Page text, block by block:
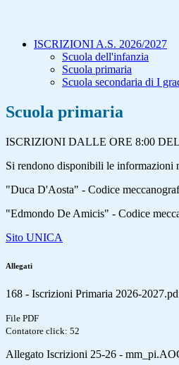
ISCRIZIONI A.S. 2026/2027
Scuola dell'infanzia
Scuola primaria
Scuola secondaria di I
Scuola primaria
ISCRIZIONI DALLE ORE 8:00
Si rendono disponibili le informazioni
"Duca D'Aosta" - Codice
"Edmondo De Amicis" - Codice
Sito UNICA
Allegati
168 - Iscrizioni Primaria 2026-
File PDF
Contatore click: 52
Allegato Iscrizioni 25-26 -